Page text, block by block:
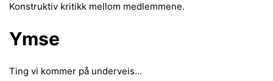
Konstruktiv kritikk mellom medlemmene.
Ymse
Ting vi kommer på underveis...